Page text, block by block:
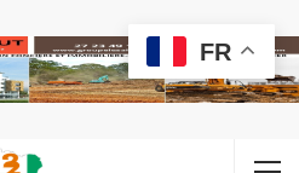
FR